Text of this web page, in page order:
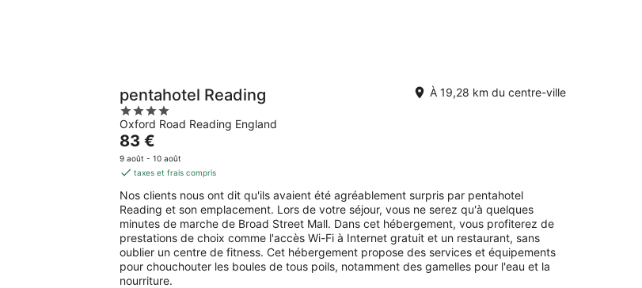
pentahotel Reading
4
out
of
5
Oxford Road Reading England
À 19,28 km du centre-ville
Le
prix
est
83 €
par
nuit
83 €
9 août - 10 août
taxes et frais compris
Nos clients nous ont dit qu'ils avaient été agréablement surpris par pentahotel
Reading et son emplacement. Lors de votre séjour, vous ne serez qu'à quelques
minutes de marche de Broad Street Mall. Dans cet hébergement, vous profiterez de
prestations de choix comme l'accès Wi-Fi à Internet gratuit et un restaurant, sans
oublier un centre de fitness. Cet hébergement propose des services et équipements
pour chouchouter les boules de tous poils, notamment des gamelles pour l'eau et la
nourriture.